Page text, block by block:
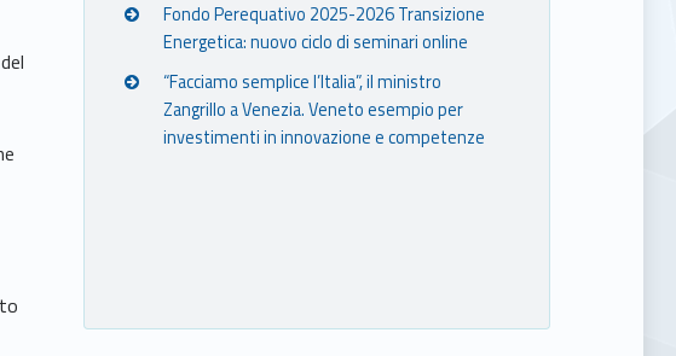
Fondo Perequativo 2025-2026 Transizione
Energetica: nuovo ciclo di seminari online
“Facciamo semplice l’Italia”, il ministro
Zangrillo a Venezia. Veneto esempio per
investimenti in innovazione e competenze